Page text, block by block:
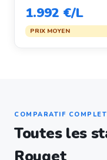
1.992 €/L
PRIX MOYEN
COMPARATIF COMPLET
Toutes les